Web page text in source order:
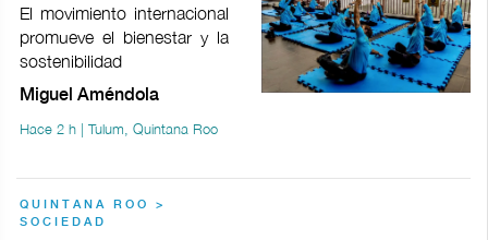
El movimiento internacional
promueve el bienestar y la
sostenibilidad
Miguel Améndola
Hace 2 h | Tulum, Quintana Roo
QUINTANA ROO >
SOCIEDAD